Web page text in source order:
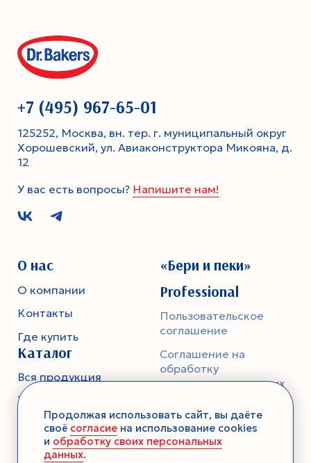
+7 (495) 967-65-01
125252, Москва, вн. тер. г. муниципальный округ
Хорошевский, ул. Авиаконструктора Микояна, д.
12
У вас есть вопросы? Напишите нам!
О нас
О компании
Контакты
Где купить
Каталог
Вся продукция
Тесто
Смеси-помощники
Ароматика
«Бери и пеки»
Professional
Пользовательское
соглашение
Соглашение на
обработку
персональных данных
конфиденциальности
Продолжая использовать сайт, вы даёте
своё согласие на использование cookies
и обработку своих персональных
данных.